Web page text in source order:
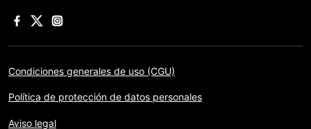
Condiciones generales de uso (CGU)
Política de protección de datos personales
Aviso legal